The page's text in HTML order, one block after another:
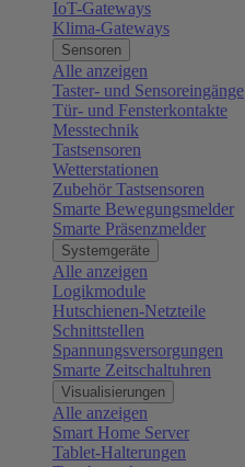
IoT-Gateways
Klima-Gateways
Sensoren
Alle anzeigen
Taster- und Sensoreingänge
Tür- und Fensterkontakte
Messtechnik
Tastsensoren
Wetterstationen
Zubehör Tastsensoren
Smarte Bewegungsmelder
Smarte Präsenzmelder
Systemgeräte
Alle anzeigen
Logikmodule
Hutschienen-Netzteile
Schnittstellen
Spannungsversorgungen
Smarte Zeitschaltuhren
Visualisierungen
Alle anzeigen
Smart Home Server
Tablet-Halterungen